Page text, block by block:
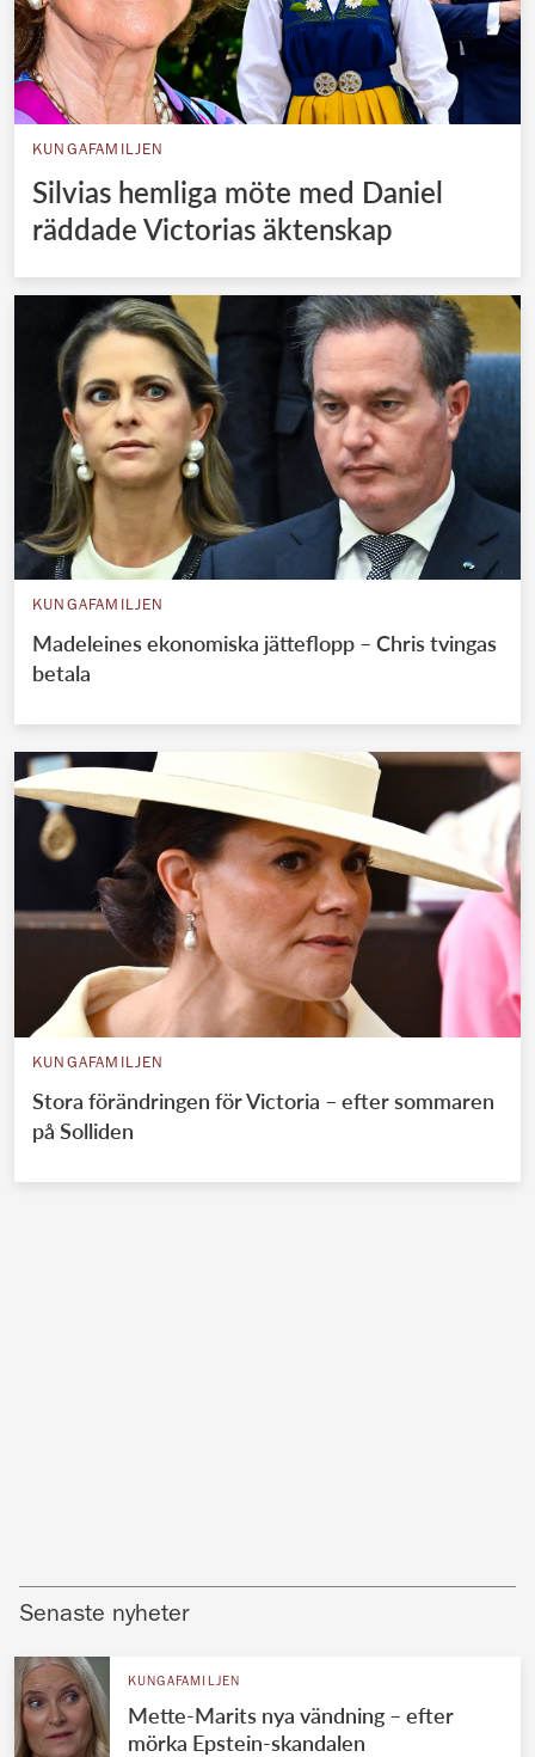
KUNGAFAMILJEN
Silvias hemliga möte med Daniel
räddade Victorias äktenskap
KUNGAFAMILJEN
Madeleines ekonomiska jätteflopp – Chris tvingas
betala
KUNGAFAMILJEN
Stora förändringen för Victoria – efter sommaren
på Solliden
Senaste nyheter
KUNGAFAMILJEN
Mette-Marits nya vändning – efter
mörka Epstein-skandalen